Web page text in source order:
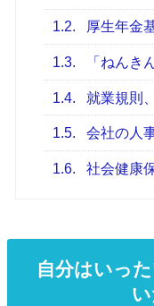
1.2. 厚生年金
1.3. 「ねんき
1.4. 就業規則
1.5. 会社の人
1.6. 社会健康
自分はいっ